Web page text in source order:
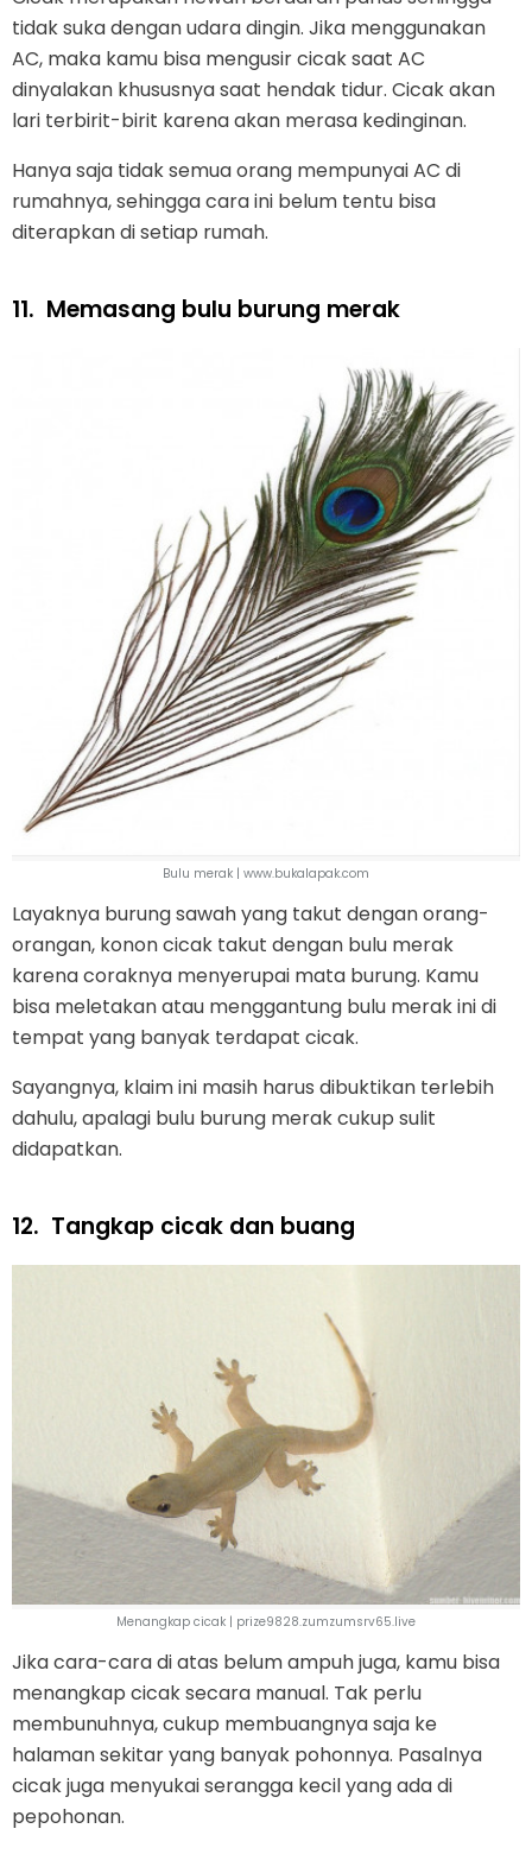
tidak suka dengan udara dingin. Jika menggunakan
AC, maka kamu bisa mengusir cicak saat AC
dinyalakan khususnya saat hendak tidur. Cicak akan
lari terbirit-birit karena akan merasa kedinginan.
Hanya saja tidak semua orang mempunyai AC di
rumahnya, sehingga cara ini belum tentu bisa
diterapkan di setiap rumah.
11. Memasang bulu burung merak
Bulu merak | www.bukalapak.com
Layaknya burung sawah yang takut dengan orang-
orangan, konon cicak takut dengan bulu merak
karena coraknya menyerupai mata burung. Kamu
bisa meletakan atau menggantung bulu merak ini di
tempat yang banyak terdapat cicak.
Sayangnya, klaim ini masih harus dibuktikan terlebih
dahulu, apalagi bulu burung merak cukup sulit
didapatkan.
12. Tangkap cicak dan buang
Menangkap cicak | prize9828.zumzumsrv65.live
Jika cara-cara di atas belum ampuh juga, kamu bisa
menangkap cicak secara manual. Tak perlu
membunuhnya, cukup membuangnya saja ke
halaman sekitar yang banyak pohonnya. Pasalnya
cicak juga menyukai serangga kecil yang ada di
pepohonan.